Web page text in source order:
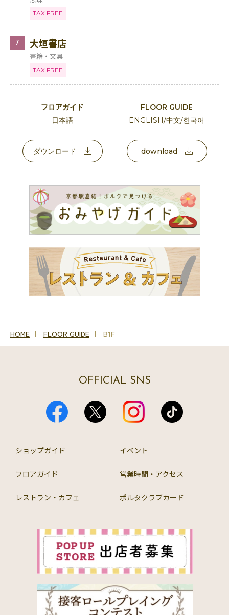
TAX FREE
7 大垣書店
書籍・文具
TAX FREE
フロアガイド
日本語
ダウンロード
FLOOR GUIDE
ENGLISH/中文/한국어
download
HOME FLOOR GUIDE B1F
OFFICIAL SNS
ショップガイド イベント
フロアガイド 営業時間・アクセス
レストラン・カフェ ポルタクラブカード